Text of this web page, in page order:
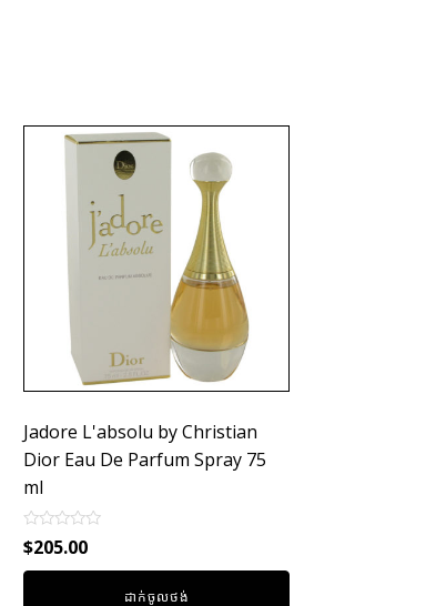
Jadore L'absolu by Christian
Dior Eau De Parfum Spray 75
ml
Rated
0
out
$205.00
ដាក់ចូលថង់